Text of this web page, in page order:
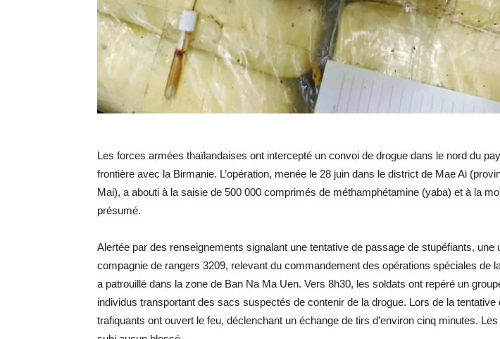
Les forces armées thaïlandaises ont intercepté un convoi de drogue dans le nord du
frontière avec la Birmanie. L’opération, menée le 28 juin dans le district de Mae Ai
Mai), a abouti à la saisie de 500 000 comprimés de méthamphétamine (yaba) et à la
présumé.
Alertée par des renseignements signalant une tentative de passage de stupéfiants, une
compagnie de rangers 3209, relevant du commandement des opérations spéciales de
a patrouillé dans la zone de Ban Na Ma Uen. Vers 8h30, les soldats ont repéré un
individus transportant des sacs suspectés de contenir de la drogue. Lors de la tentative
trafiquants ont ouvert le feu, déclenchant un échange de tirs d’environ cinq minutes. Les